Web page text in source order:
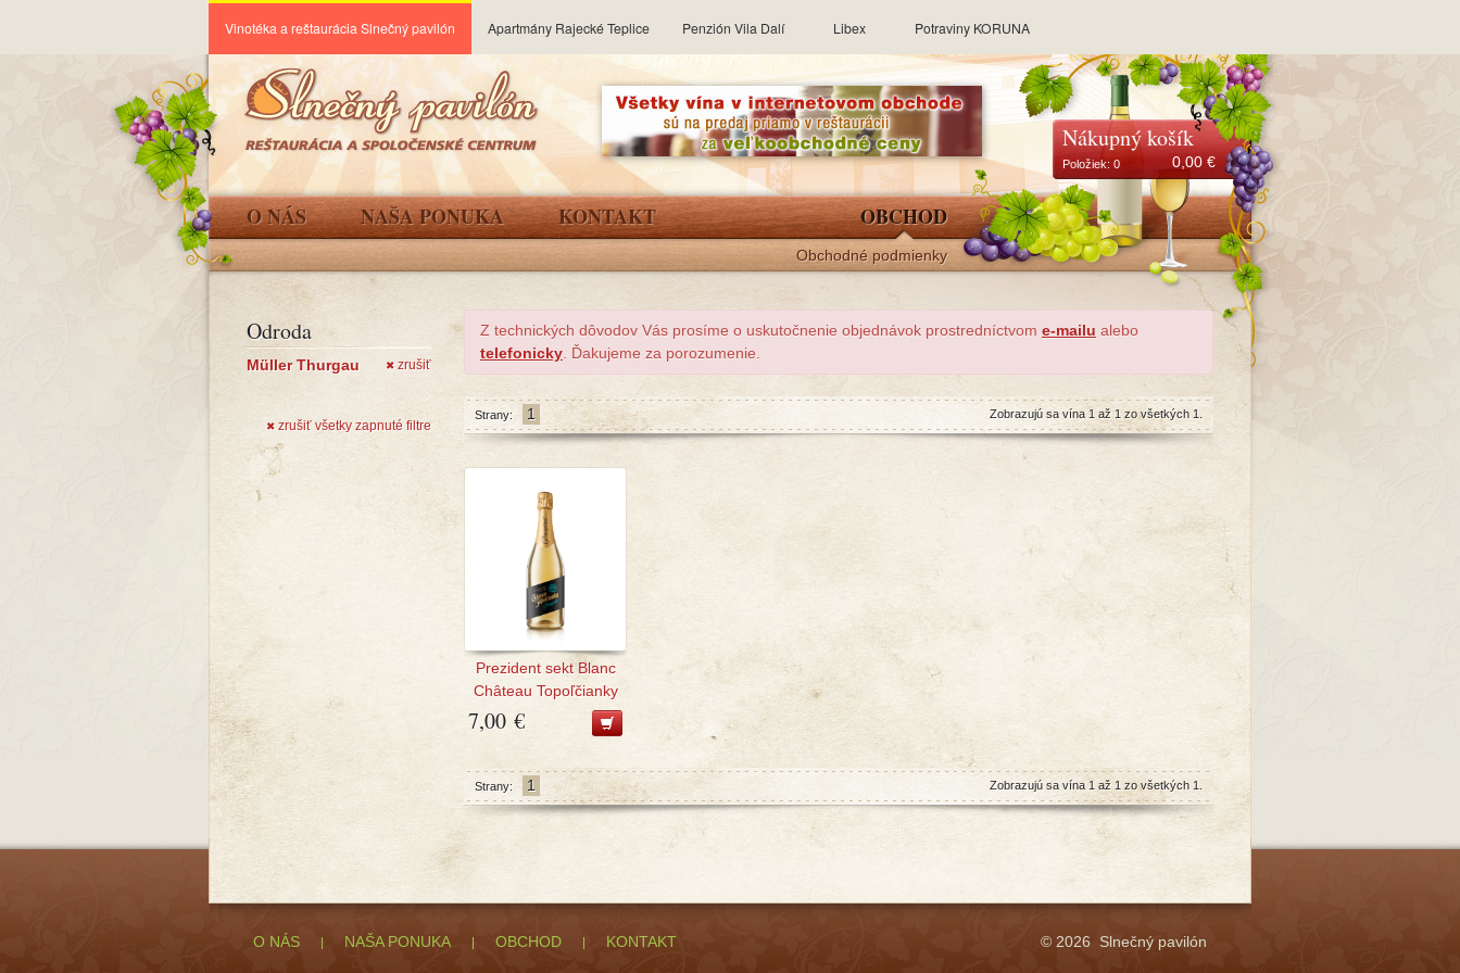
Vinotéka a reštaurácia Slnečný pavilón Apartmány Rajecké Teplice Penzión Vila Dalí Libex Potraviny KORUNA
Nákupný košík
Položiek: 0 0,00 €
O NÁS NAŠA PONUKA KONTAKT OBCHOD
Obchodné podmienky
Odroda
Müller Thurgau ✖ zrušiť
✖ zrušiť všetky zapnuté filtre
Z technických dôvodov Vás prosíme o uskutočnenie objednávok prostredníctvom e-mailu alebo
telefonicky . Ďakujeme za porozumenie.
Zobrazujú sa vína 1 až 1 zo všetkých 1.
Strany: 1
Prezident sekt Blanc
Château Topoľčianky
7,00 €
Zobrazujú sa vína 1 až 1 zo všetkých 1.
Strany: 1
O NÁS NAŠA PONUKA OBCHOD KONTAKT © 2026 Slnečný pavilón